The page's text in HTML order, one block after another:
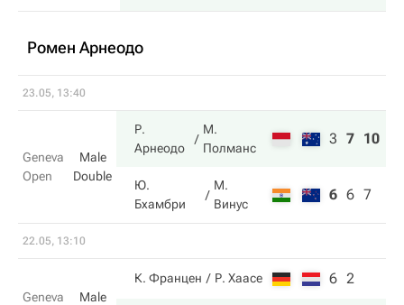
Ромен Арнеодо
23.05, 13:40
Geneva
Open
Male
Double
Р.
Арнеодо
М.
Полманс
3 7 10
Ю.
Бхамбри
М.
Винус
6 6 7
22.05, 13:10
Geneva
Male
К. Францен Р. Хаасе 6 2